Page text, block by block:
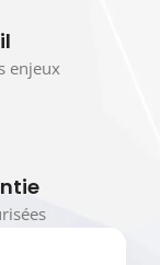
enjeux